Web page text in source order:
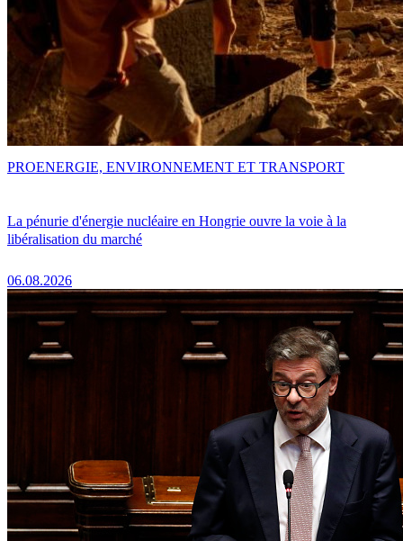
La pénurie d'énergie nucléaire en Hongrie ouvre la voie à la
libéralisation du marché
06.08.2026
PROENERGIE, ENVIRONNEMENT ET TRANSPORT